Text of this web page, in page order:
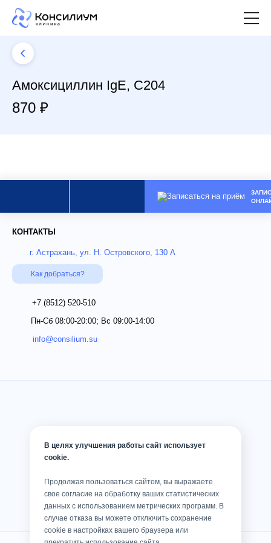
Амоксициллин IgE, C204
870 ₽
КОНТАКТЫ
г. Астрахань, ул. Н. Островского, 130 А
Как добраться?
+7 (8512) 520-510
Пн-Сб 08:00-20:00; Вс 09:00-14:00
info@consilium.su
В целях улучшения работы сайт использует
cookie.
Продолжая пользоваться сайтом, вы выражаете
свое согласие на обработку ваших статистических
данных с использованием метрических программ. В
случае отказа вы можете отключить сохранение
cookie в настройках вашего браузера или